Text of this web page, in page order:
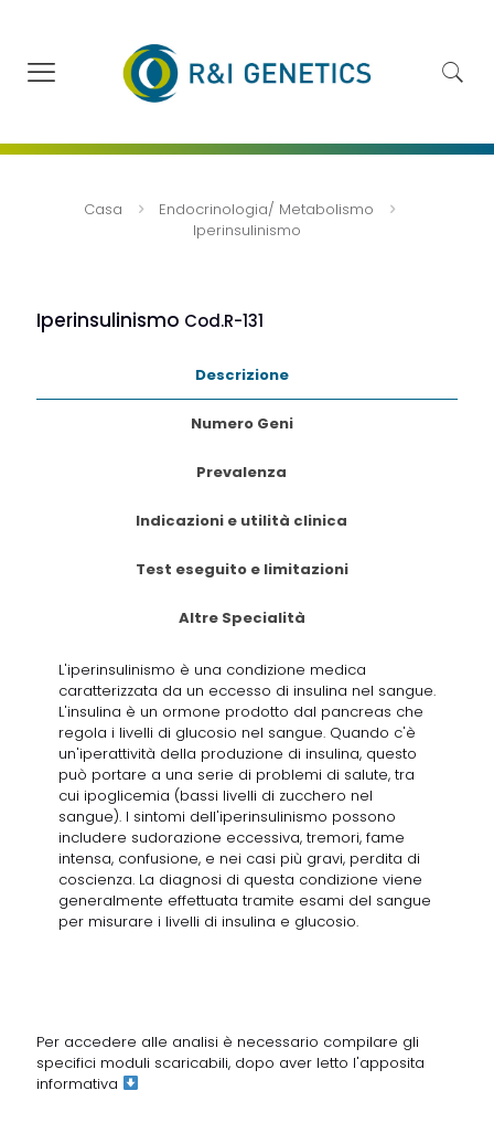
Casa
Endocrinologia/ Metabolismo
Iperinsulinismo
Iperinsulinismo Cod.R-131
Descrizione
Numero Geni
Prevalenza
Indicazioni e utilità clinica
Test eseguito e limitazioni
Altre Specialità
L'iperinsulinismo è una condizione medica
caratterizzata da un eccesso di insulina nel sangue.
L'insulina è un ormone prodotto dal pancreas che
regola i livelli di glucosio nel sangue. Quando c'è
un'iperattività della produzione di insulina, questo
può portare a una serie di problemi di salute, tra
cui ipoglicemia (bassi livelli di zucchero nel
sangue). I sintomi dell'iperinsulinismo possono
includere sudorazione eccessiva, tremori, fame
intensa, confusione, e nei casi più gravi, perdita di
coscienza. La diagnosi di questa condizione viene
generalmente effettuata tramite esami del sangue
per misurare i livelli di insulina e glucosio.
Per accedere alle analisi è necessario compilare gli
specifici moduli scaricabili, dopo aver letto l'apposita
informativa